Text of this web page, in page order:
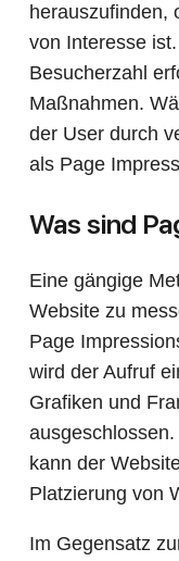
herauszufinden,
von Interesse
Besucherzahl
Maßnahmen.
der User durch
als Page
Was sind
Eine gängige
Website zu
Page
wird der Aufruf
Grafiken und
kann der
Platzierung von
Im Gegensatz